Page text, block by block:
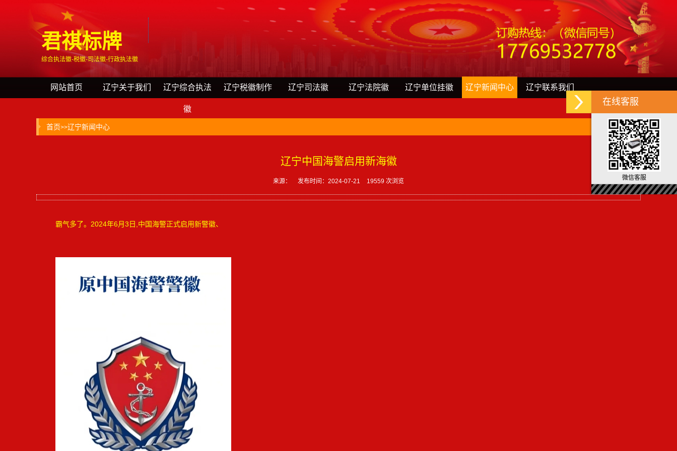
君祺标牌
综合执法徽-税徽-司法徽-行政执法徽
网站首页 辽宁关于我们 辽宁综合执法
徽
辽宁税徽制作 辽宁司法徽 辽宁法院徽 辽宁单位挂徽 辽宁新闻中心 辽宁联系我们
在线客服
微信客服
首页>>辽宁新闻中心
辽宁中国海警启用新海徽
来源： 发布时间：2024-07-21 19559 次浏览
霸气多了。2024年6月3日,中国海警正式启用新警徽、